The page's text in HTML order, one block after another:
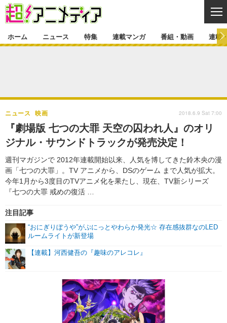
ゲーム・アプリ マンガ
グッズ イベント
声優 コスプレ
舞台 新帝スタ
特集一覧 カバー
ラキりす
連載マンガ
連載マンガ一覧 連載一覧
番組・動画
番組・動画一覧 ラジオ
動画
連載・ブログ
連載・ブログ一覧 コラム
編集部ブログ・お知らせ
ホーム ニュース 特集 連載マンガ 番組・動画 連載
『劇場版 七つの大罪 天空の囚われ人』のオリ
ジナル・サウンドトラックが発売決定！
週刊マガジンで 2012年連載開始以来、人気を博してきた鈴木央の漫
画「七つの大罪」。TV アニメから、DSのゲーム まで人気が拡大。
今年1月から3度目のTVアニメ化を果たし、現在、TV新シリーズ
『七つの大罪 戒めの復活 …
ニュース 映画
注目記事
“おにぎりぼうや”がぷにっとやわらか発光☆ 存在感抜群なのLED
ルームライトが新登場
【連載】河西健吾の『趣味のアレコレ』
2018.6.9 Sat 7:00